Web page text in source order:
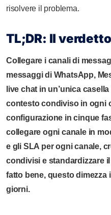
risolvere il problema.
TL;DR: Il
Collegare i canali di
messaggi di WhatsApp,
live chat in un’unica
contesto condiviso in ogni
configurazione in cinque
collegare ogni canale in
e gli SLA per ogni canale,
condivisi e standardizzare
fatto bene, questo dimezza
giorni.